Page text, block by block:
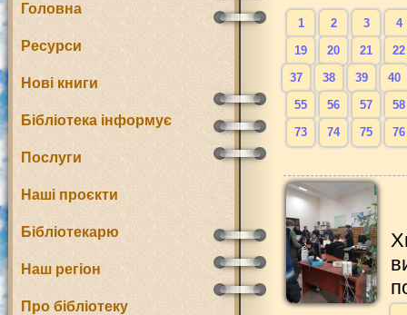
Головна
Ресурси
Нові книги
Бібліотека інформує
Послуги
Наші проєкти
Бібліотекарю
Наш регіон
Про бібліотеку
1 2 3
4
19
20 21
22
37
38 39
40
55
56 57
58
73
74 75 76